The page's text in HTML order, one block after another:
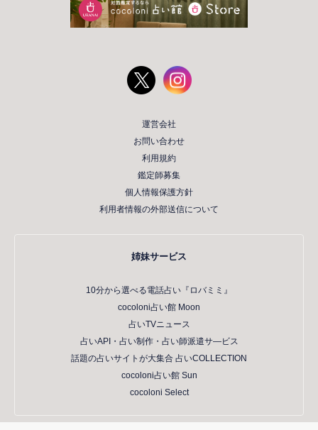
運営会社
お問い合わせ
利用規約
鑑定師募集
個人情報保護方針
利用者情報の外部送信について
姉妹サービス
10分から選べる電話占い『ロバミミ』
cocoloni占い館 Moon
占いTVニュース
占いAPI・占い制作・占い師派遣サ―ビス
話題の占いサイトが大集合 占いCOLLECTION
cocoloni占い館 Sun
cocoloni Select